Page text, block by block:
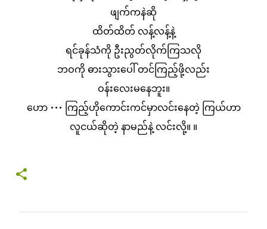
ဖျက်ကနဲဆို
ထိတ်ထိတ် လန့်လန့်နဲ့
ရင်ခုန်သံကို ဦးညွတ်လိုက်ကြသလို
ဘဝကို ဓားသွားပေါ် တင်ကြည့်ဖို့လည်း
ဝန်းလေးမနေဘူး။
ဟော ••• ကြည့်ဟိုကောင်းကင်မှာလင်းနေတဲ့ ကြယ်ဟာ
လူငယ်ဆိုတဲ့ နာမည်နဲ့ လင်းလို့။ ။